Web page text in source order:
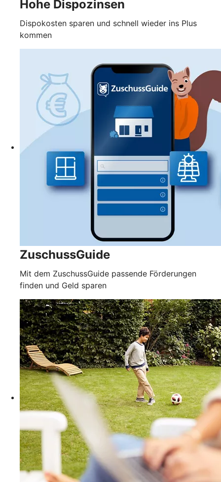
Hohe Dispozinsen
Dispokosten sparen und schnell wieder ins Plus
kommen
ZuschussGuide
Mit dem ZuschussGuide passende Förderungen
finden und Geld sparen